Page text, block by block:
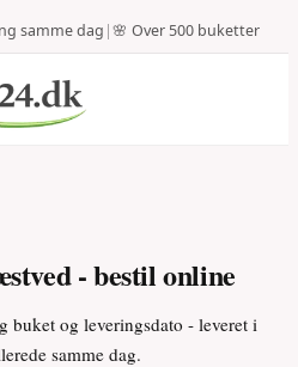
samme dag |🌸 Over 500 buketter
- bestil online
buket og leveringsdato - leveret i
samme dag.